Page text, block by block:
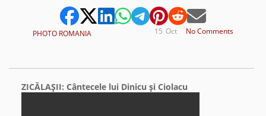
PHOTO ROMANIA No Comments
Oct
15
ZICĂLAŞII: Cântecele lui Dinicu şi Ciolacu